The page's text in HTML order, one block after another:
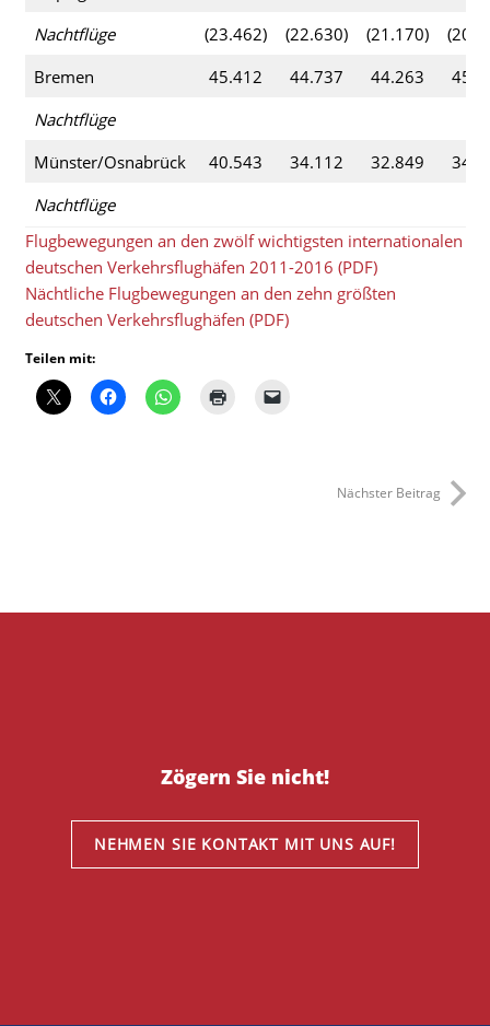
Nachtflüge
(23.462) (22.630) (21.170)
Bremen
45.412 44.737 44.263
Nachtflüge
Münster/Osnabrück
40.543 34.112 32.849
Nachtflüge
Flugbewegungen an den zwölf wichtigsten internationalen
deutschen Verkehrsflughäfen 2011-2016 (PDF)
Nächtliche Flugbewegungen an den zehn größten
deutschen Verkehrsflughäfen (PDF)
Teilen mit:
Nächster Beitrag
Zögern Sie nicht!
NEHMEN SIE KONTAKT MIT UNS AUF!